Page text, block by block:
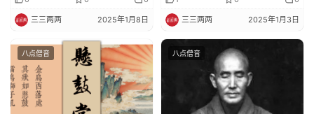
三三两两 2025年1月8日 三三两两 2025年1月3日
八点僧音 八点僧音